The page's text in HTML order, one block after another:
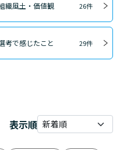
織風土・価値観 26件
考で感じたこと 29件
表示順